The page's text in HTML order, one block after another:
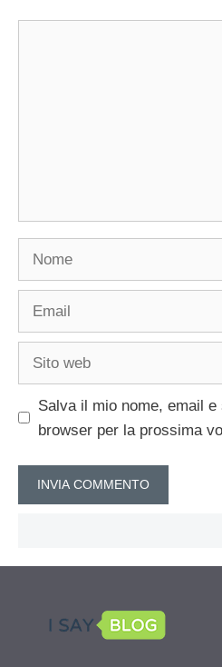
Salva il mio nome, email
browser per la prossima